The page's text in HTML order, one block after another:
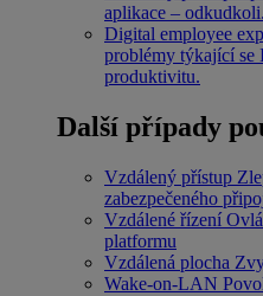
aplikace – odkudkoli.
Digital employee
problémy týkající se
produktivitu.
Další případy
Vzdálený přístup
zabezpečeného
Vzdálené řízení
platformu
Vzdálená plocha
Wake-on-LAN